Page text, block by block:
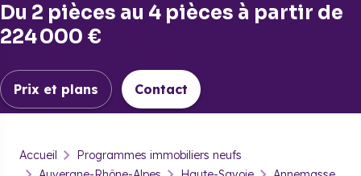
Du 2 pièces au 4 pièces à partir de
224 000 €
Prix et plans Contact
Sérénaé
Accueil
Programmes immobiliers neufs